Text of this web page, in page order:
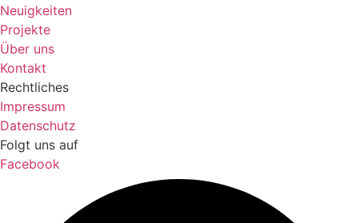
Neuigkeiten
Projekte
Über uns
Kontakt
Rechtliches
Impressum
Datenschutz
Folgt uns auf
Facebook